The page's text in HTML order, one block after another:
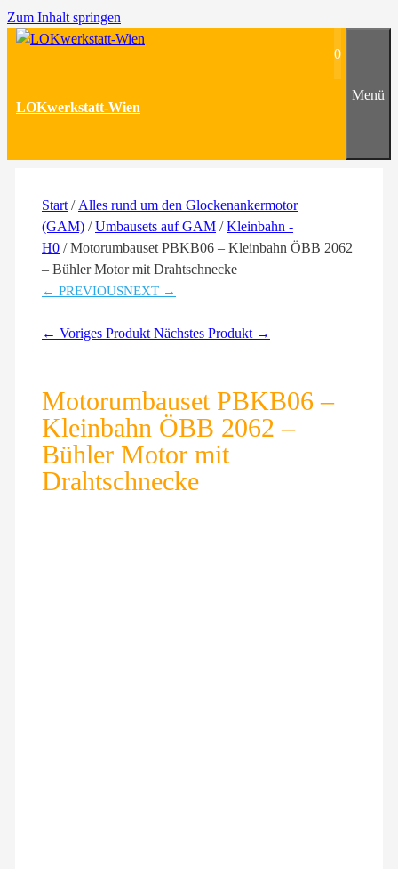
Zum Inhalt springen
LOKwerkstatt-Wien
0
Menü
Start / Alles rund um den Glockenankermotor
(GAM) /Umbausets auf GAM /Kleinbahn -
H0 / Motorumbauset PBKB06 – Kleinbahn ÖBB 2062
– Bühler Motor mit Drahtschnecke
← PREVIOUSNEXT →
← Voriges Produkt Nächstes Produkt →
Motorumbauset PBKB06 –
Kleinbahn ÖBB 2062 –
Bühler Motor mit
Drahtschnecke